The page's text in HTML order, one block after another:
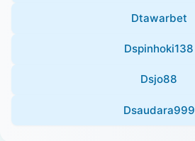
Dtawarbet
Dspinhoki138
Dsjo88
Dsaudara999